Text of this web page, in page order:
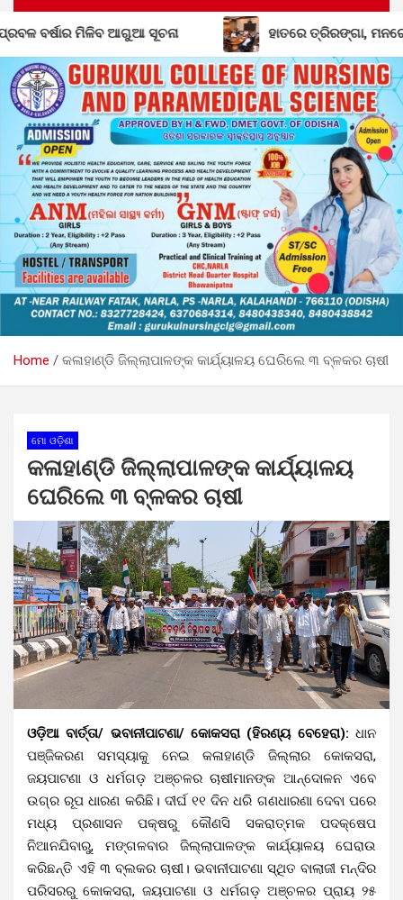
ହାତରେ ତ୍ରିରଙ୍ଗା, ମନରେ ଦେଶପ୍ରେମ: ୧୦ରେ କୋରାପୁଟରେ
Home କଳାହାଣ୍ଡି ଜିଲ୍ଲାପାଳଙ୍କ କାର୍ଯ୍ୟାଳୟ ଘେରିଲେ ୩ ବ୍ଳକର ଚାଷୀ
ମୋ ଓଡ଼ିଶା
କଳାହାଣ୍ଡି ଜିଲ୍ଲାପାଳଙ୍କ କାର୍ଯ୍ୟାଳୟ
ଘେରିଲେ ୩ ବ୍ଳକର ଚାଷୀ
ଓଡ଼ିଆ ବାର୍ତ୍ତା/ ଭବାନୀପାଟଣା/ କୋକସରା (ହିରଣ୍ୟ ବେହେରା): ଧାନ
ପଞ୍ଜିକରଣ ସମସ୍ୟାକୁ ନେଇ କଳାହାଣ୍ଡି ଜିଲ୍ଲାର କୋକସରା,
ଜୟପାଟଣା ଓ ଧର୍ମଗଡ଼ ଅଞ୍ଚଳର ଚାଷୀମାନଙ୍କ ଆନ୍ଦୋଳନ ଏବେ
ଉଗ୍ର ରୂପ ଧାରଣ କରିଛି। ଦୀର୍ଘ ୧୧ ଦିନ ଧରି ଗଣଧାରଣା ଦେବା ପରେ
ମଧ୍ୟ ପ୍ରଶାସନ ପକ୍ଷରୁ କୌଣସି ସକରାତ୍ମକ ପଦକ୍ଷେପ
ନିଆନଯିବାରୁ, ମଙ୍ଗଳବାର ଜିଲ୍ଲାପାଳଙ୍କ କାର୍ଯ୍ୟାଳୟ ଘେରାଉ
କରିଛନ୍ତି ଏହି ୩ ବ୍ଲକର ଚାଷୀ। ଭବାନୀପାଟଣା ସ୍ଥିତ ବାଲାଜୀ ମନ୍ଦିର
ପରିସରରୁ କୋକସରା, ଜୟପାଟଣା ଓ ଧର୍ମଗଡ଼ ଅଞ୍ଚଳର ପ୍ରାୟ ୨୫